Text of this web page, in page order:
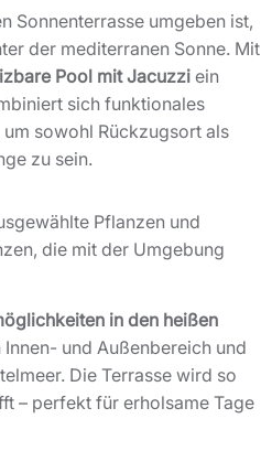
Sonnenterrasse umgeben ist,
der mediterranen Sonne. Mit
Pool mit Jacuzziein
sich funktionales
sowohl Rückzugsort als
zu sein.
Pflanzen und
die mit der Umgebung
in den heißen
und Außenbereich und
Die Terrasse wird so
– perfekt für erholsame Tage